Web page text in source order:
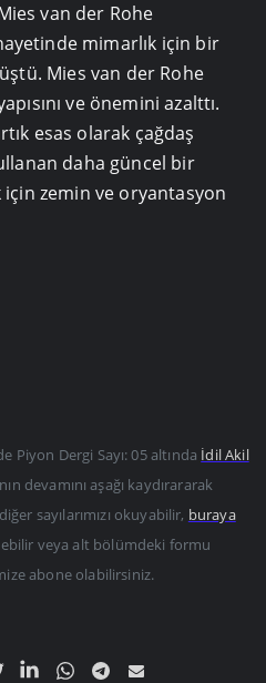
van der Rohe
mimarlık için bir
Mies van der Rohe
ve önemini azalttı.
esas olarak çağdaş
daha güncel bir
zemin ve oryantasyon
Piyon Dergi Sayı: 05 altında İdil Akil
devamını aşağı kaydırararak
sayılarımızı okuyabilir, buraya
veya alt bölümdeki formu
abone olabilirsiniz.